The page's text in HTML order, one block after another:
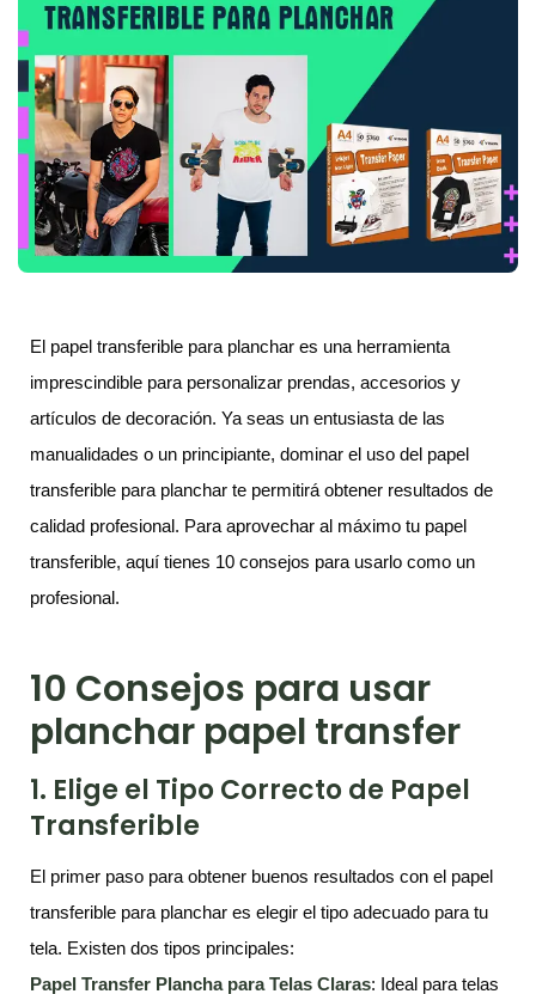
El papel transferible para planchar es una herramienta
imprescindible para personalizar prendas, accesorios y
artículos de decoración. Ya seas un entusiasta de las
manualidades o un principiante, dominar el uso del papel
transferible para planchar te permitirá obtener resultados de
calidad profesional. Para aprovechar al máximo tu papel
transferible, aquí tienes 10 consejos para usarlo como un
profesional.
10 Consejos para usar
planchar papel transfer
1. Elige el Tipo Correcto de Papel
Transferible
El primer paso para obtener buenos resultados con el papel
transferible para planchar es elegir el tipo adecuado para tu
tela. Existen dos tipos principales:
Papel Transfer Plancha para Telas Claras: Ideal para telas